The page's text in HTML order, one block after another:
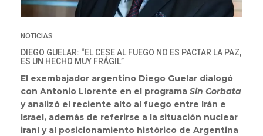
NOTICIAS
DIEGO GUELAR: “EL CESE AL FUEGO NO ES PACTAR LA PAZ,
ES UN HECHO MUY FRÁGIL”
El exembajador argentino Diego Guelar dialogó
con Antonio Llorente en el programa Sin Corbata
y analizó el reciente alto al fuego entre Irán e
Israel, además de referirse a la situación nuclear
iraní y al posicionamiento histórico de Argentina